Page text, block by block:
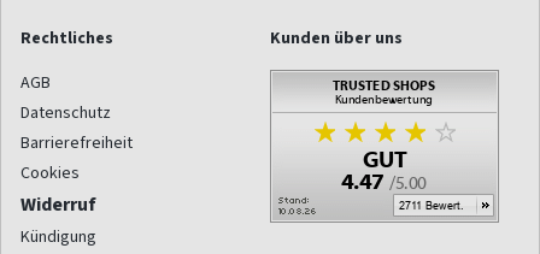
Rechtliches
AGB
Datenschutz
Barrierefreiheit
Cookies
Widerruf
Kündigung
Kunden über uns